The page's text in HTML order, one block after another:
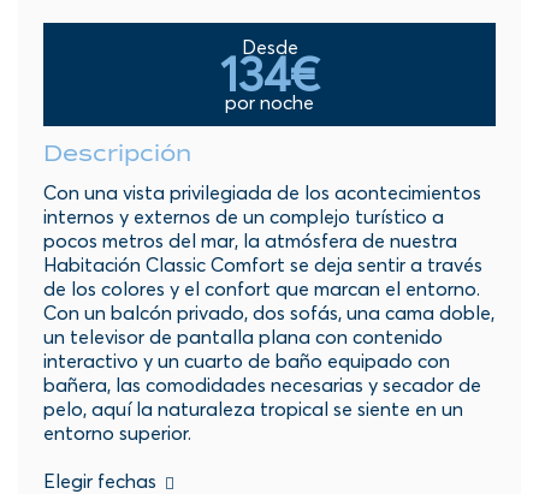
Desde
134€
por noche
Descripción
Con una vista privilegiada de los acontecimientos
internos y externos de un complejo turístico a
pocos metros del mar, la atmósfera de nuestra
Habitación Classic Comfort se deja sentir a través
de los colores y el confort que marcan el entorno.
Con un balcón privado, dos sofás, una cama doble,
un televisor de pantalla plana con contenido
interactivo y un cuarto de baño equipado con
bañera, las comodidades necesarias y secador de
pelo, aquí la naturaleza tropical se siente en un
entorno superior.
Elegir fechas